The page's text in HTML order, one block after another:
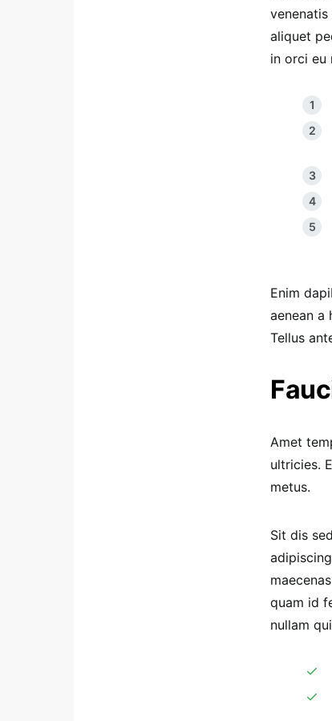
aliquet
in orci eu
Enim
aenean a
Tellus
Amet
ultricies.
metus.
Sit dis
quam id
nullam